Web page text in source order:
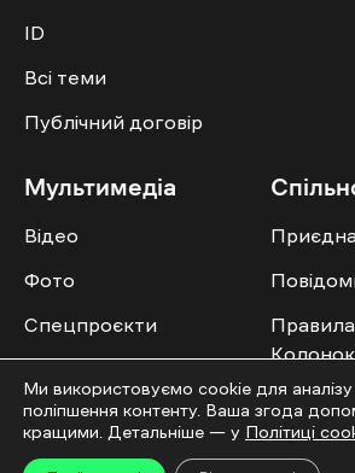
ID
Всі теми
Публічний договір
Мультимедіа
Відео
Фото
Спецпроєкти
Правила
Колонок
Ми використовуємо cookie для аналізу
поліпшення контенту. Ваша згода
кращими. Детальніше — у Політиці